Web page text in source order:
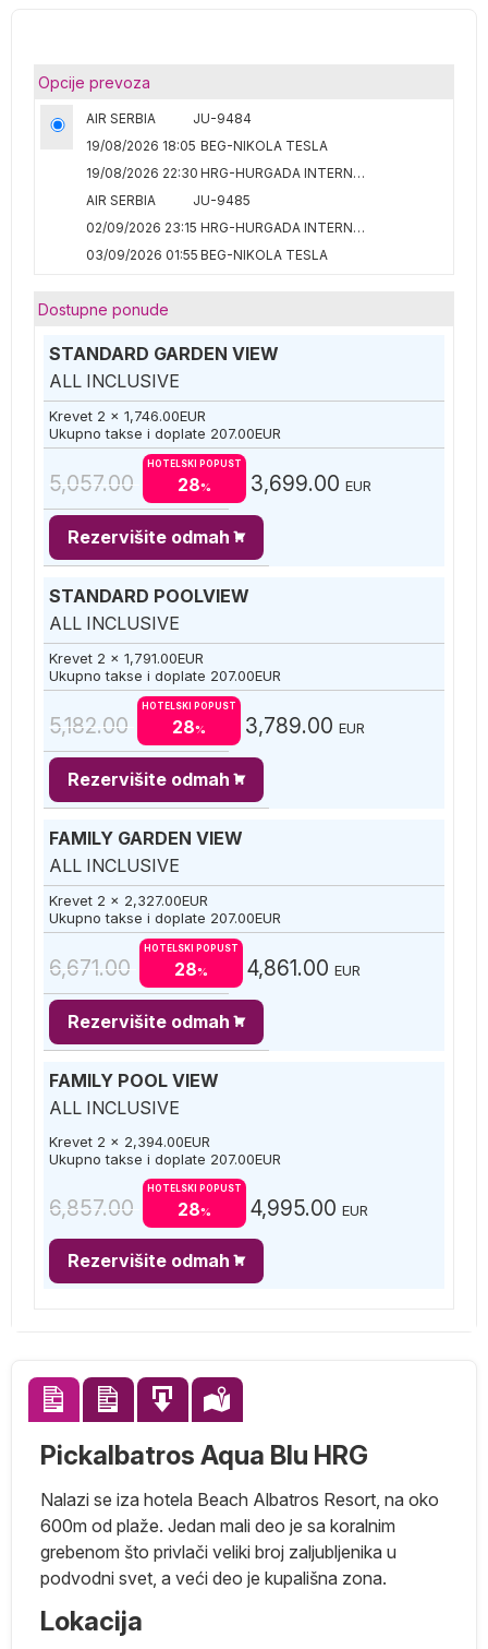
Opcije prevoza
AIR SERBIA
JU-9484
19/08/2026 18:05 BEG-NIKOLA TESLA
19/08/2026 22:30
HRG-HURGADA INTERNATIONAL
AIR SERBIA
JU-9485
02/09/2026 23:15
HRG-HURGADA INTERNATIONAL
03/09/2026 01:55 BEG-NIKOLA TESLA
Dostupne ponude
STANDARD GARDEN VIEW
ALL INCLUSIVE
Krevet 2 x 1,746.00EUR
Ukupno takse i doplate 207.00EUR
5,057.00
HOTELSKI POPUST
28% 3,699.00 EUR
Rezervišite odmah
STANDARD POOLVIEW
ALL INCLUSIVE
Krevet 2 x 1,791.00EUR
Ukupno takse i doplate 207.00EUR
5,182.00
HOTELSKI POPUST
28% 3,789.00 EUR
Rezervišite odmah
FAMILY GARDEN VIEW
ALL INCLUSIVE
Krevet 2 x 2,327.00EUR
Ukupno takse i doplate 207.00EUR
6,671.00
HOTELSKI POPUST
28% 4,861.00 EUR
Rezervišite odmah
FAMILY POOL VIEW
ALL INCLUSIVE
Krevet 2 x 2,394.00EUR
Ukupno takse i doplate 207.00EUR
6,857.00
HOTELSKI POPUST
28% 4,995.00 EUR
Rezervišite odmah
Pickalbatros Aqua Blu HRG
Nalazi se iza hotela Beach Albatros Resort, na oko
600m od plaže. Jedan mali deo je sa koralnim
grebenom što privlači veliki broj zaljubljenika u
podvodni svet, a veći deo je kupališna zona.
Lokacija